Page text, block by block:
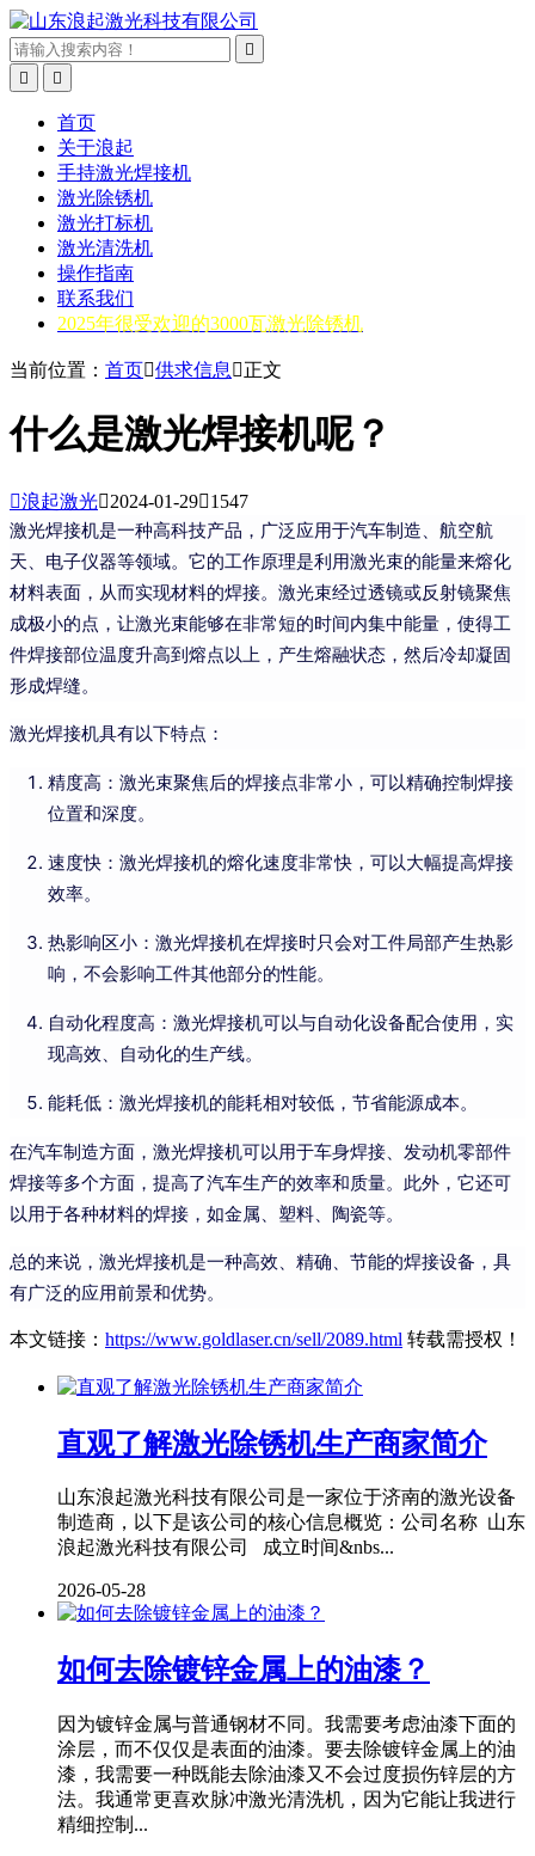



首页
关于浪起
手持激光焊接机
激光除锈机
激光打标机
激光清洗机
操作指南
联系我们
2025年很受欢迎的3000瓦激光除锈机
当前位置： 首页供求信息 正文
什么是激光焊接机呢？
浪起激光2024-01-291547
激光焊接机是一种高科技产品，广泛应用于汽车制造、航空航
天、电子仪器等领域。它的工作原理是利用激光束的能量来熔化
材料表面，从而实现材料的焊接。激光束经过透镜或反射镜聚焦
成极小的点，让激光束能够在非常短的时间内集中能量，使得工
件焊接部位温度升高到熔点以上，产生熔融状态，然后冷却凝固
形成焊缝。
激光焊接机具有以下特点：
精度高：激光束聚焦后的焊接点非常小，可以精确控制焊接
位置和深度。
速度快：激光焊接机的熔化速度非常快，可以大幅提高焊接
效率。
热影响区小：激光焊接机在焊接时只会对工件局部产生热影
响，不会影响工件其他部分的性能。
自动化程度高：激光焊接机可以与自动化设备配合使用，实
现高效、自动化的生产线。
能耗低：激光焊接机的能耗相对较低，节省能源成本。
在汽车制造方面，激光焊接机可以用于车身焊接、发动机零部件
焊接等多个方面，提高了汽车生产的效率和质量。此外，它还可
以用于各种材料的焊接，如金属、塑料、陶瓷等。
总的来说，激光焊接机是一种高效、精确、节能的焊接设备，具
有广泛的应用前景和优势。
本文链接： https://www.goldlaser.cn/sell/2089.html 转载需授权！
直观了解激光除锈机生产商家简介
山东浪起激光科技有限公司是一家位于济南的激光设备
制造商，以下是该公司的核心信息概览：公司名称 山东
浪起激光科技有限公司 成立时间&nbs...
2026-05-28
如何去除镀锌金属上的油漆？
因为镀锌金属与普通钢材不同。我需要考虑油漆下面的
涂层，而不仅仅是表面的油漆。要去除镀锌金属上的油
漆，我需要一种既能去除油漆又不会过度损伤锌层的方
法。我通常更喜欢脉冲激光清洗机，因为它能让我进行
精细控制...